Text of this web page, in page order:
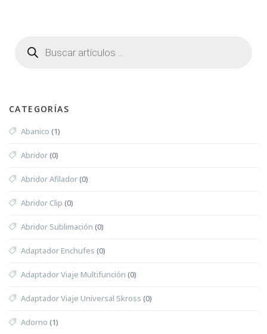
CATEGORÍAS
Abanico (1)
Abridor(0)
Abridor Afilador(0)
Abridor Clip (0)
Abridor Sublimación (0)
Adaptador Enchufes (0)
Adaptador Viaje Multifunción (0)
Adaptador Viaje Universal Skross (0)
Adorno (1)